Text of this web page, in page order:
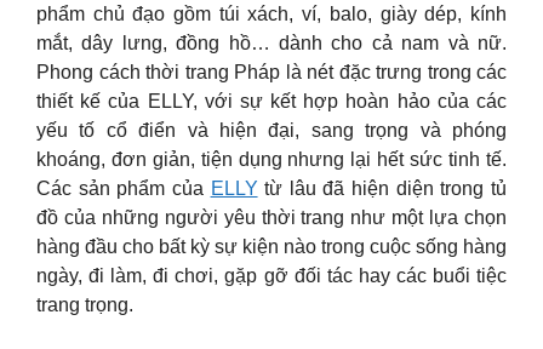
phẩm chủ đạo gồm túi xách, ví, balo, giày dép, kính
mắt, dây lưng, đồng hồ… dành cho cả nam và nữ.
Phong cách thời trang Pháp là nét đặc trưng trong các
thiết kế của ELLY, với sự kết hợp hoàn hảo của các
yếu tố cổ điển và hiện đại, sang trọng và phóng
khoáng, đơn giản, tiện dụng nhưng lại hết sức tinh tế.
Các sản phẩm của ELLY từ lâu đã hiện diện trong tủ
đồ của những người yêu thời trang như một lựa chọn
hàng đầu cho bất kỳ sự kiện nào trong cuộc sống hàng
ngày, đi làm, đi chơi, gặp gỡ đối tác hay các buổi tiệc
trang trọng.